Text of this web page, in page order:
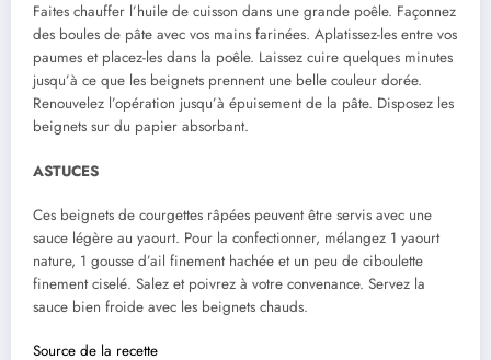
Faites chauffer l’huile de cuisson dans une grande poêle. Façonnez
des boules de pâte avec vos mains farinées. Aplatissez-les entre vos
paumes et placez-les dans la poêle. Laissez cuire quelques minutes
jusqu’à ce que les beignets prennent une belle couleur dorée.
Renouvelez l’opération jusqu’à épuisement de la pâte. Disposez les
beignets sur du papier absorbant.
ASTUCES
Ces beignets de courgettes râpées peuvent être servis avec une
sauce légère au yaourt. Pour la confectionner, mélangez 1 yaourt
nature, 1 gousse d’ail finement hachée et un peu de ciboulette
finement ciselé. Salez et poivrez à votre convenance. Servez la
sauce bien froide avec les beignets chauds.
Source de la recette